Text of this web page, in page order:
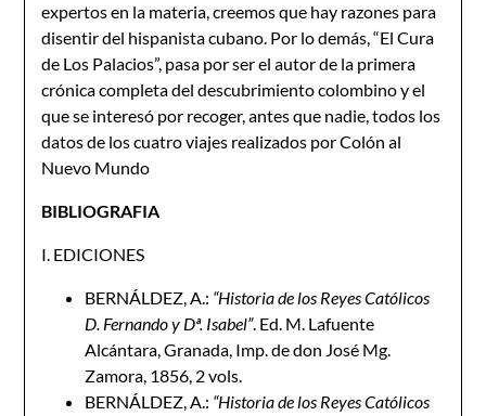
expertos en la materia, creemos que hay razones para
disentir del hispanista cubano. Por lo demás, “El Cura
de Los Palacios”, pasa por ser el autor de la primera
crónica completa del descubrimiento colombino y el
que se interesó por recoger, antes que nadie, todos los
datos de los cuatro viajes realizados por Colón al
Nuevo Mundo
BIBLIOGRAFIA
I. EDICIONES
BERNÁLDEZ, A.: “Historia de los Reyes Católicos
D. Fernando y Dª. Isabel”. Ed. M. Lafuente
Alcántara, Granada, Imp. de don José Mg.
Zamora, 1856, 2 vols.
BERNÁLDEZ, A.: “Historia de los Reyes Católicos